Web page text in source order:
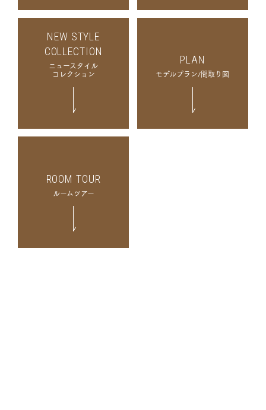
NEW STYLE
COLLECTION
ニュースタイル
コレクション
PLAN
モデルプラン/間取り図
ROOM TOUR
ルームツアー